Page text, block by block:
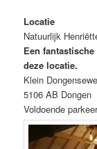
Locatie
Natuurlijk
Een
deze locatie.
Klein
5106 AB Dongen
Voldoende